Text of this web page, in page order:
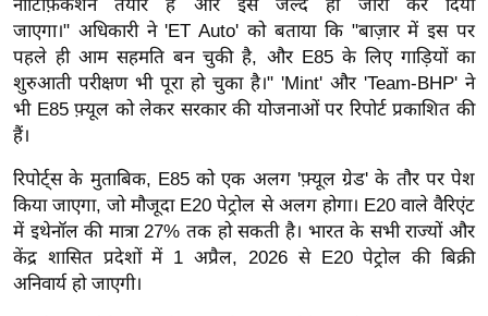
ग
इं
डि
या
सा
हि
त्य
ज
ग
त
नोटिफ़िकेशन तैयार है और इसे जल्द ही जारी कर दिया
जाएगा।" अधिकारी ने 'ET Auto' को बताया कि "बाज़ार में इस पर
पहले ही आम सहमति बन चुकी है, और E85 के लिए गाड़ियों का
शुरुआती परीक्षण भी पूरा हो चुका है।" 'Mint' और 'Team-BHP' ने
भी E85 फ़्यूल को लेकर सरकार की योजनाओं पर रिपोर्ट प्रकाशित की
हैं।
रिपोर्ट्स के मुताबिक, E85 को एक अलग 'फ़्यूल ग्रेड' के तौर पर पेश
किया जाएगा, जो मौजूदा E20 पेट्रोल से अलग होगा। E20 वाले वैरिएंट
में इथेनॉल की मात्रा 27% तक हो सकती है। भारत के सभी राज्यों और
केंद्र शासित प्रदेशों में 1 अप्रैल, 2026 से E20 पेट्रोल की बिक्री
अनिवार्य हो जाएगी।